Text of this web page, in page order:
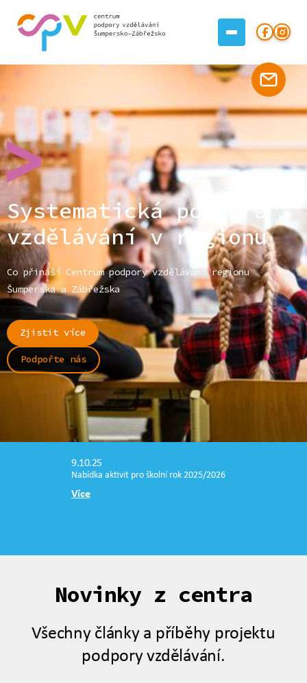
Systematická podpora
vzdělávání v regionu
Co přináší Centrum podpory vzdělávání regionu
Šumperska a Zábřežska
Zjistit více
Podpořte nás
9.10.25
Nabídka aktivit pro školní rok 2025/2026
Více
Novinky z centra
Všechny články a příběhy projektu
podpory vzdělávání.